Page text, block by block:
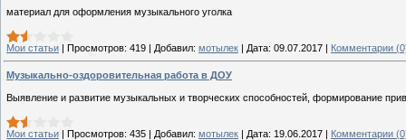
материал для оформления музыкального уголка
Мои статьи | Просмотров: 419 | Добавил: мотылек | Дата: 09.07.2017 | Комментарии
Музыкально-оздоровительная работа в ДОУ
Выявление и развитие музыкальных и творческих способностей, формирование
Мои статьи | Просмотров: 435 | Добавил: мотылек | Дата: 19.06.2017 | Комментарии